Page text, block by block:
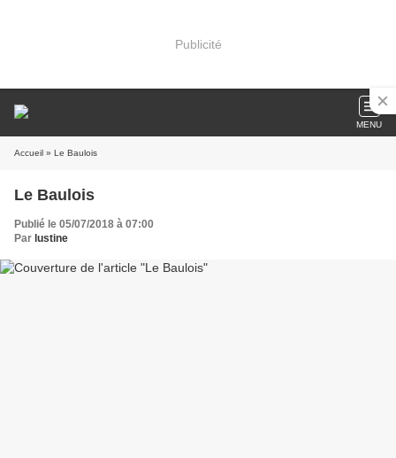
Publicité
MENU
Accueil » Le Baulois
Le Baulois
Publié le 05/07/2018 à 07:00
Par lustine